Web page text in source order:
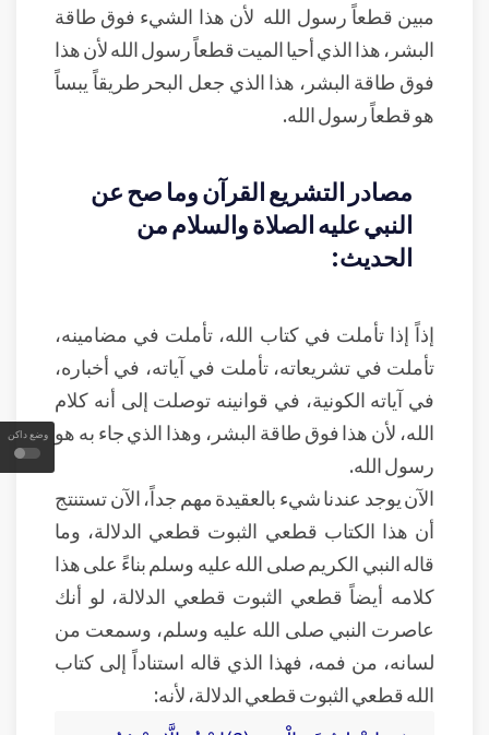
وضع داكن
مبين قطعاً رسول الله لأن هذا الشيء فوق طاقة
البشر، هذا الذي أحيا الميت قطعاً رسول الله لأن هذا
فوق طاقة البشر، هذا الذي جعل البحر طريقاً يبساً
هو قطعاً رسول الله.
مصادر التشريع القرآن وما صح عن
النبي عليه الصلاة والسلام من
الحديث:
إذاً إذا تأملت في كتاب الله، تأملت في مضامينه،
تأملت في تشريعاته، تأملت في آياته، في أخباره،
في آياته الكونية، في قوانينه توصلت إلى أنه كلام
الله، لأن هذا فوق طاقة البشر، وهذا الذي جاء به هو
رسول الله.
الآن يوجد عندنا شيء بالعقيدة مهم جداً، الآن تستنتج
أن هذا الكتاب قطعي الثبوت قطعي الدلالة، وما
قاله النبي الكريم صلى الله عليه وسلم بناءً على هذا
كلامه أيضاً قطعي الثبوت قطعي الدلالة، لو أنك
عاصرت النبي صلى الله عليه وسلم، وسمعت من
لسانه، من فمه، فهذا الذي قاله استناداً إلى كتاب
الله قطعي الثبوت قطعي الدلالة، لأنه: